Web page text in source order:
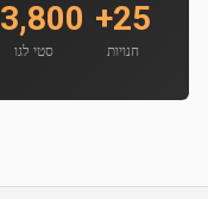
25+
חנויות
3,800+
סטי לגו